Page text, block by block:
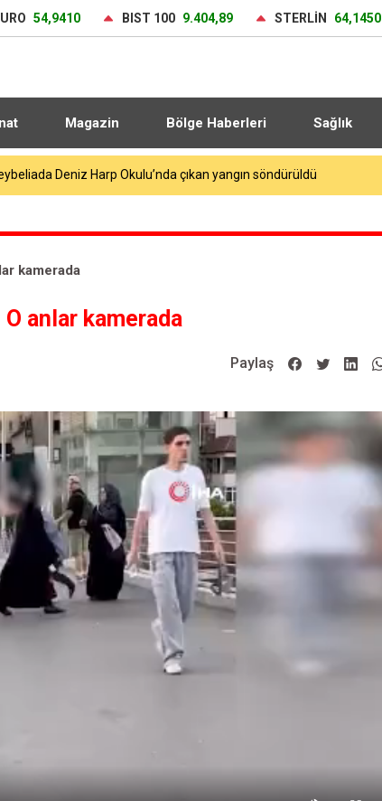
54,9410 BIST 100 9.404,89 STERLİN 64,1450
Magazin Bölge Haberleri Sağlık
Deniz Harp Okulu’nda çıkan yangın söndürüldü
kamerada
anlar kamerada
Paylaş